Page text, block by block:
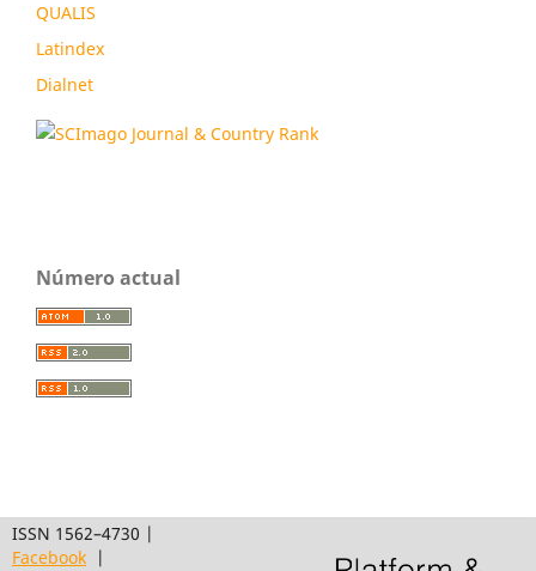
QUALIS
Latindex
Dialnet
Número actual
ISSN 1562–4730 |
Facebook|